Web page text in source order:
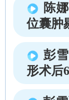
陈
位囊肿
彭
形术后